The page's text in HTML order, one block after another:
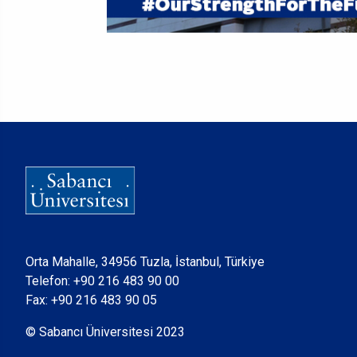
Orta Mahalle, 34956 Tuzla, İstanbul, Türkiye
Telefon: +90 216 483 90 00
Fax: +90 216 483 90 05
© Sabancı Üniversitesi 2023